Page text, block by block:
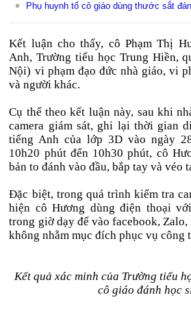
Phụ huynh tố cô giáo dùng thước sắt
Kết luận cho thấy, cô Phạm Thị
Anh, Trường tiểu học Trung Hiền,
Nội) vi phạm đạo đức nhà giáo, vi
và người khác.
Cụ thể theo kết luận này, sau khi
camera giám sát, ghi lại thời gian
tiếng Anh của lớp 3D vào ngày
10h20 phút đến 10h30 phút, cô
bản to đánh vào đầu, bắp tay và véo
Đặc biệt, trong quá trình kiểm tra
hiện cô Hương dùng điện thoại
trong giờ dạy để vào facebook,
không nhằm mục đích phục vụ công
Kết quả xác minh của Trường tiểu
cô giáo đánh học